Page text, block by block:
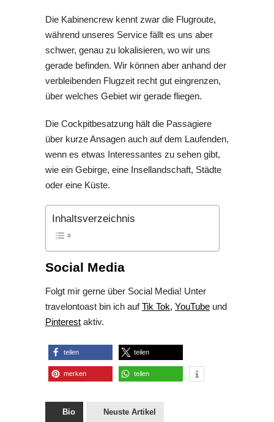
Die Kabinencrew kennt zwar die Flugroute,
während unseres Service fällt es uns aber
schwer, genau zu lokalisieren, wo wir uns
gerade befinden. Wir können aber anhand der
verbleibenden Flugzeit recht gut eingrenzen,
über welches Gebiet wir gerade fliegen.
Die Cockpitbesatzung hält die Passagiere
über kurze Ansagen auch auf dem Laufenden,
wenn es etwas Interessantes zu sehen gibt,
wie ein Gebirge, eine Insellandschaft, Städte
oder eine Küste.
Inhaltsverzeichnis
Social Media
Folgt mir gerne über Social Media! Unter
travelontoast bin ich aufTik Tok, YouTube und
Pinterest aktiv.
teilen teilen
merken teilen
Bio Neuste Artikel